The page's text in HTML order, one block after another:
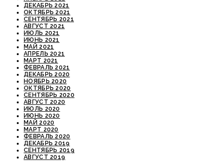
ДЕКАБРЬ 2021
ОКТЯБРЬ 2021
СЕНТЯБРЬ 2021
АВГУСТ 2021
ИЮЛЬ 2021
ИЮНЬ 2021
МАЙ 2021
АПРЕЛЬ 2021
МАРТ 2021
ФЕВРАЛЬ 2021
ДЕКАБРЬ 2020
НОЯБРЬ 2020
ОКТЯБРЬ 2020
СЕНТЯБРЬ 2020
АВГУСТ 2020
ИЮЛЬ 2020
ИЮНЬ 2020
МАЙ 2020
МАРТ 2020
ФЕВРАЛЬ 2020
ДЕКАБРЬ 2019
СЕНТЯБРЬ 2019
АВГУСТ 2019